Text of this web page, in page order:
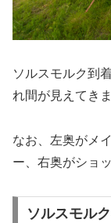
ソルスモルク到
れ間が見えてき
なお、左奥がメ
ー、右奥がショ
ソルスモル